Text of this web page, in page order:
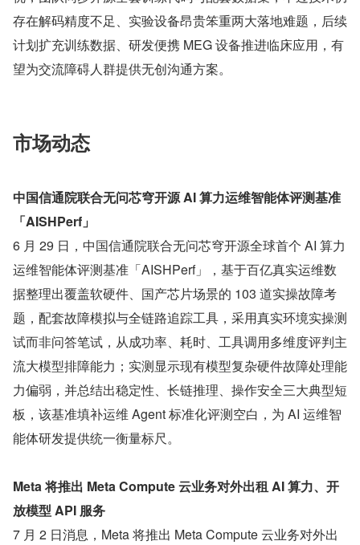
存在解码精度不足、实验设备昂贵笨重两大落地难题，后续
计划扩充训练数据、研发便携 MEG 设备推进临床应用，有
望为交流障碍人群提供无创沟通方案。
市场动态
中国信通院联合无问芯穹开源 AI 算力运维智能体评测基准
「AISHPerf」
6 月 29 日，中国信通院联合无问芯穹开源全球首个 AI 算力
运维智能体评测基准「AISHPerf」，基于百亿真实运维数
据整理出覆盖软硬件、国产芯片场景的 103 道实操故障考
题，配套故障模拟与全链路追踪工具，采用真实环境实操测
试而非问答笔试，从成功率、耗时、工具调用多维度评判主
流大模型排障能力；实测显示现有模型复杂硬件故障处理能
力偏弱，并总结出稳定性、长链推理、操作安全三大典型短
板，该基准填补运维 Agent 标准化评测空白，为 AI 运维智
能体研发提供统一衡量标尺。
Meta 将推出 Meta Compute 云业务对外出租 AI 算力、开
放模型 API 服务
7 月 2 日消息，Meta 将推出 Meta Compute 云业务对外出